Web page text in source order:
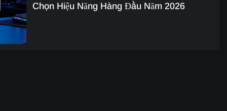
Chọn Hiệu Năng Hàng Đầu Năm 2026